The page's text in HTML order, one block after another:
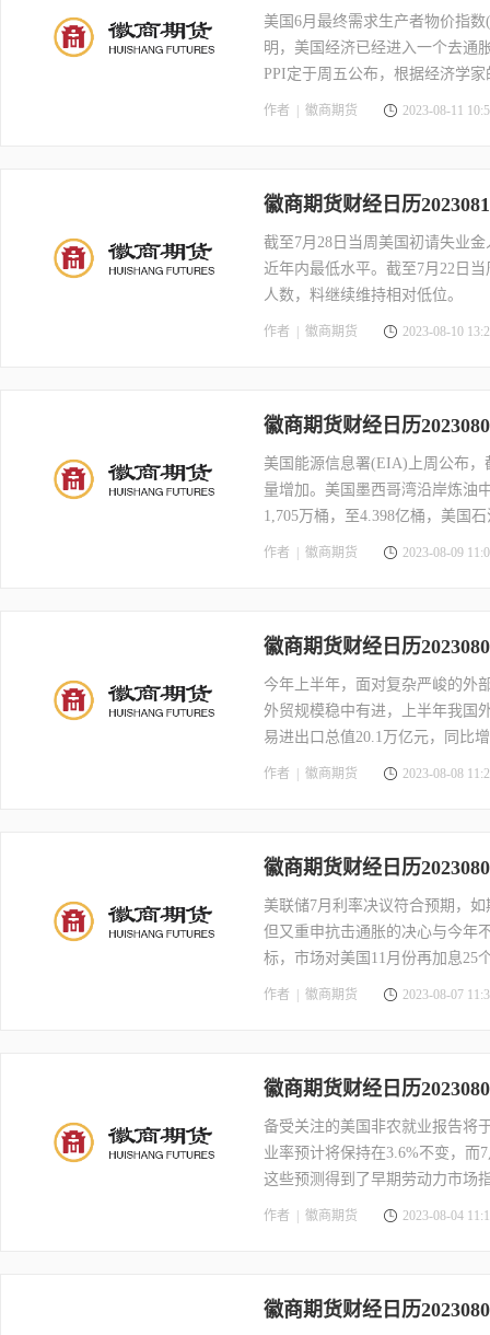
美国6月最终需求生产者物价指
明，美国经济已经进入一个去通
PPI定于周五公布，根据经济学
PPI预计将从2.6%放缓至2.3%，
作者 | 徽商期货 2023-08-11
徽商期货财经日历
截至7月28日当周美国初请失业
近年内最低水平。截至7月22日
人数，料继续维持相对低位。
作者 | 徽商期货 2023-08-10
徽商期货财经日历
美国能源信息署(EIA)上周公布，
量增加。美国墨西哥湾沿岸炼油
1,705万桶，至4.398亿桶，美国
约40万桶，馏分油库存减少约
作者 | 徽商期货 2023-08-09
徽商期货财经日历
今年上半年，面对复杂严峻的外
外贸规模稳中有进，上半年我国
易进出口总值20.1万亿元，同比
总署发布数据显示，按美元计价
作者 | 徽商期货 2023-08-08
徽商期货财经日历
美联储7月利率决议符合预期，
但又重申抗击通胀的决心与今年
标，市场对美国11月份再加息25
消费者物价指数(CPI)较上年同
10日，美国将公布7月CPI，该数
年率未季调为3.3%，尽管7月份
作者 | 徽商期货 2023-08-07
徽商期货财经日历
备受关注的美国非农就业报告将
业率预计将保持在3.6%不变，而
这些预测得到了早期劳动力市场
时，商业调查显示，就业增长速
作者 | 徽商期货 2023-08-04
徽商期货财经日历